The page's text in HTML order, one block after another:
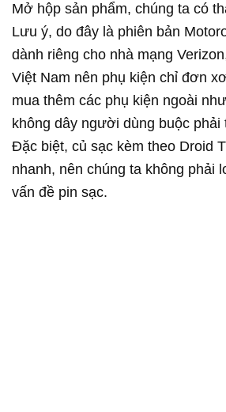
Mở hộp sản phẩm, chúng ta có
Lưu ý, do đây là phiên bản
dành riêng cho nhà mạng
Việt Nam nên phụ kiện chỉ đơn
mua thêm các phụ kiện ngoài
không dây người dùng buộc
Đặc biệt, củ sạc kèm theo Droid
nhanh, nên chúng ta không phải
vấn đề pin sạc.